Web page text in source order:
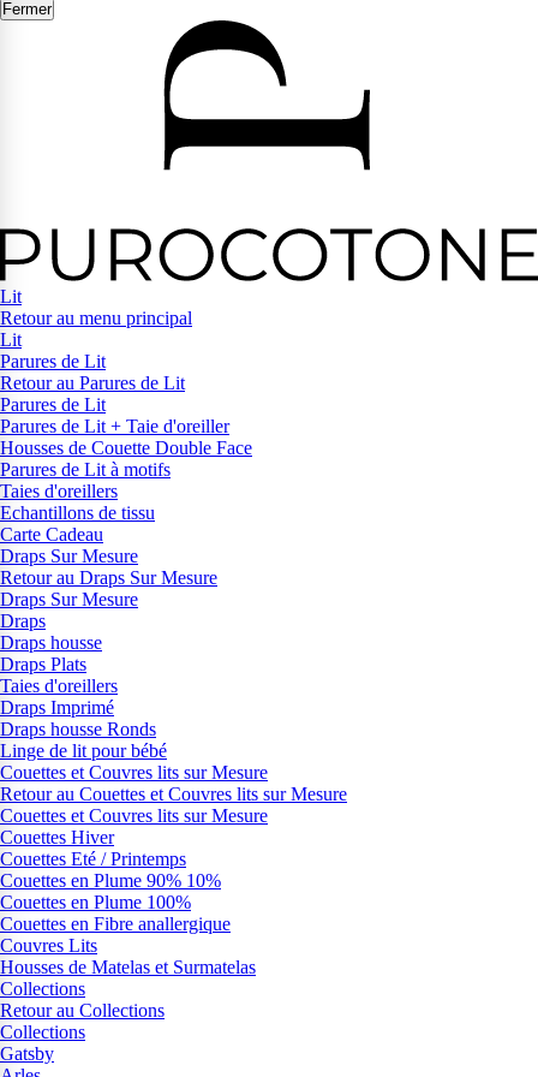
Fermer
Lit
Retour au menu principal
Lit
Parures de Lit
Retour au Parures de Lit
Parures de Lit
Parures de Lit + Taie d'oreiller
Housses de Couette Double Face
Parures de Lit à motifs
Taies d'oreillers
Echantillons de tissu
Carte Cadeau
Draps Sur Mesure
Retour au Draps Sur Mesure
Draps Sur Mesure
Draps
Draps housse
Draps Plats
Taies d'oreillers
Draps Imprimé
Draps housse Ronds
Linge de lit pour bébé
Couettes et Couvres lits sur Mesure
Retour au Couettes et Couvres lits sur Mesure
Couettes et Couvres lits sur Mesure
Couettes Hiver
Couettes Eté / Printemps
Couettes en Plume 90% 10%
Couettes en Plume 100%
Couettes en Fibre anallergique
Couvres Lits
Housses de Matelas et Surmatelas
Collections
Retour au Collections
Collections
Gatsby